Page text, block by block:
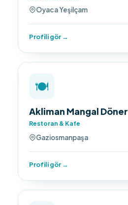
Oyaca Yeşilçam
Profili gör →
🍽️
Akliman Mangal Döner
Restoran & Kafe
Gaziosmanpaşa
Profili gör →